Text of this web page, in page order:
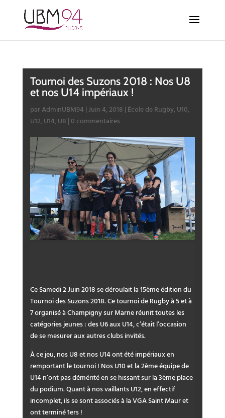
Tournoi des Suzons 2018 : Nos U8
et nos U14 impériaux !
parAdminUBM94 | Juin 4, 2018 | École de Rugby,U10,
U12,U14,U8 | 0 commentaires
Ce Samedi 2 Juin 2018 se déroulait la 15ème édition du
Tournoi des Suzons 2018. Ce tournoi de Rugby à 5 et à
7 organisé à Champigny sur Marne réunit toutes les
catégories jeunes : des U6 aux U14, c’était l’occasion
de se mesurer aux autres clubs invités.
À ce jeu, nos U8 et nos U14 ont été impériaux en
remportant le tournoi ! Nos U10 et la 2ème équipe de
U14 n’ont pas démérité en se hissant sur la 3ème place
du podium. Quant à nos vaillants U12, en effectif
incomplet, ils se sont associés à la VGA Saint Maur et
ont terminé 1ers !